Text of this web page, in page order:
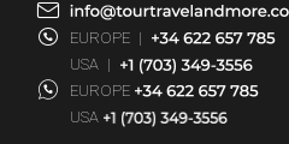
EUROPE |
USA |
EUROPE
USA